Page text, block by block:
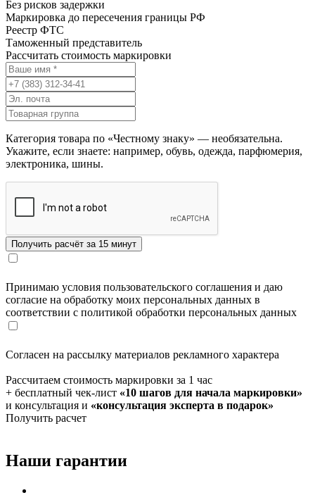
Без рисков задержки
Маркировка до пересечения границы РФ
Реестр ФТС
Таможенный представитель
Рассчитать стоимость маркировки
Категория товара по «Честному знаку» — необязательна.
Укажите, если знаете: например, обувь, одежда, парфюмерия,
электроника, шины.
Принимаю условия пользовательского соглашения и даю
согласие на обработку моих персональных данных в
соответствии с политикой обработки персональных данных
Согласен на рассылку материалов рекламного характера
Рассчитаем стоимость маркировки за 1 час
+ бесплатный чек-лист «10 шагов для начала маркировки»
и консультация и «консультация эксперта в подарок»
Получить расчет
Наши гарантии